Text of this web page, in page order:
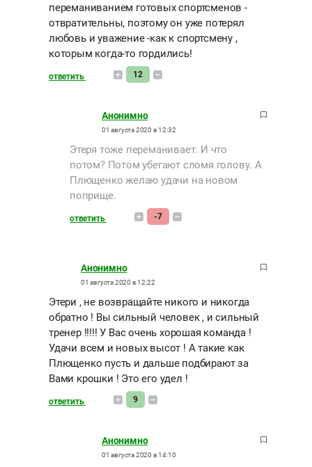
переманиванием готовых спортсменов -
отвратительны, поэтому он уже потерял
любовь и уважение -как к спортсмену ,
которым когда-то гордились!
ответить 12
Анонимно
01 августа 2020 в 12:32
Этеря тоже переманивает. И что
потом? Потом убегают сломя голову. А
Плющенко желаю удачи на новом
поприще.
ответить -7
Анонимно
01 августа 2020 в 12:22
Этери , не возвращайте никого и никогда
обратно ! Вы сильный человек , и сильный
тренер !!!!! У Вас очень хорошая команда !
Удачи всем и новых высот ! А такие как
Плющенко пусть и дальше подбирают за
Вами крошки ! Это его удел !
ответить 9
Анонимно
01 августа 2020 в 14:10